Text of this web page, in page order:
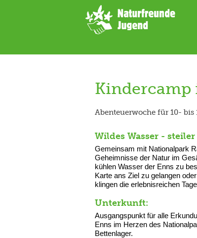
➜ Hauptregion der Seite anspringen
Kindercamp
Abenteuerwoche für 10- bis
Wildes Wasser -
Gemeinsam mit Nationalpark
Geheimnisse der Natur im
kühlen Wasser der Enns zu
Karte ans Ziel zu gelangen
klingen die erlebnisreichen
Unterkunft:
Ausgangspunkt für alle
Enns im Herzen des
Bettenlager.